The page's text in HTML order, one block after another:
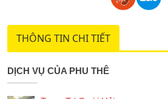
THÔNG TIN CHI TIẾT
DỊCH VỤ CỦA PHU THÊ